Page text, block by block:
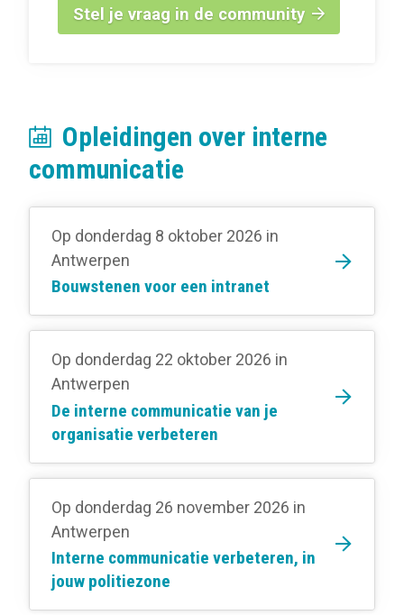
Stel je vraag in de community
Opleidingen over interne
communicatie
Op donderdag 8 oktober 2026 in
Antwerpen
Bouwstenen voor een intranet
Op donderdag 22 oktober 2026 in
Antwerpen
De interne communicatie van je
organisatie verbeteren
Op donderdag 26 november 2026 in
Antwerpen
Interne communicatie verbeteren, in
jouw politiezone